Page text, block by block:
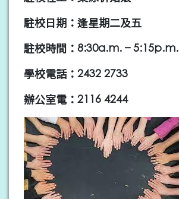
駐校日期：逢星期二及五
駐校時間：8:30a.m. – 5:15p.m.
學校電話：2432 2733
辦公室電：2116 4244